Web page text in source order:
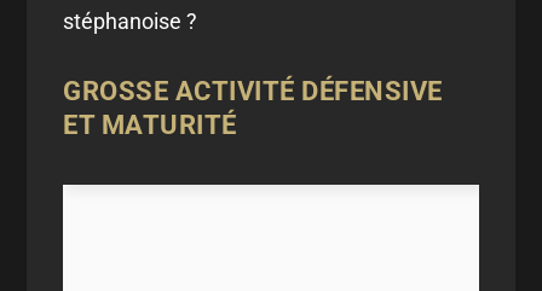
stéphanoise ?
GROSSE ACTIVITÉ DÉFENSIVE
ET MATURITÉ